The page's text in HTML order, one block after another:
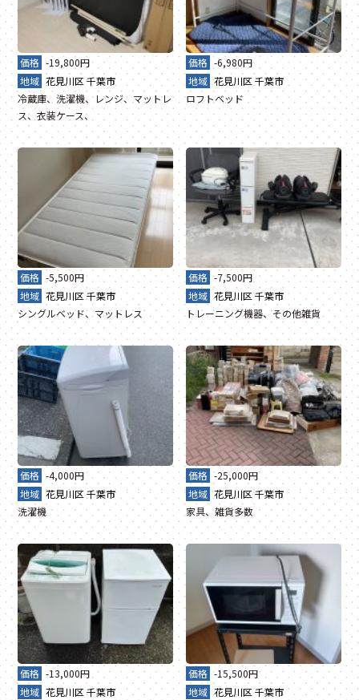
価格 -19,800円
地域 花見川区 千葉市
冷蔵庫、洗濯機、レンジ、マットレ
ス、衣装ケース、
価格 -6,980円
地域 花見川区千葉市
ロフトベッド
価格 -5,500円
地域 花見川区 千葉市
シングルベッド、マットレス
価格 -7,500円
地域 花見川区千葉市
トレーニング機器、その他雑貨
価格 -4,000円
地域 花見川区 千葉市
洗濯機
価格 -25,000円
地域 花見川区千葉市
家具、雑貨多数
価格 -13,000円
地域 花見川区 千葉市
価格 -15,500円
地域 花見川区千葉市